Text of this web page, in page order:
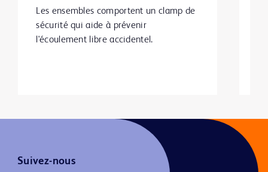
Les ensembles comportent un clamp de
sécurité qui aide à prévenir
l'écoulement libre accidentel.
et
Suivez-nous